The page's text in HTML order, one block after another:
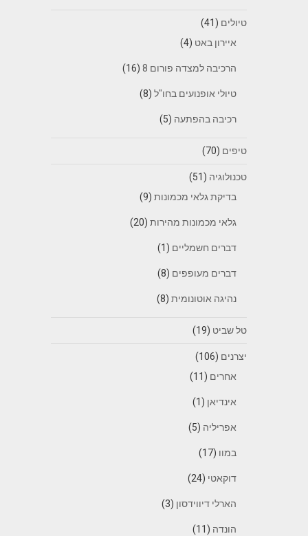
טיולים (41)
איירון באט (4)
הרכיבה למצדה פורום 8 (16)
טיולי אופנועים בחו"ל(8)
רכיבה בהפתעה (5)
טיפים (70)
טכנולוגיה (51)
בדיקת גלאי מכמונות(9)
גלאי מכמונות מהירות(20)
דברים חשמליים (1)
דברים מעופפים (8)
נהיגה אוטונומית(8)
טל שביט (19)
יצרנים (106)
אחרים (11)
אינדיאן (1)
אפריליה (5)
במוו (17)
דוקאטי (24)
הארלי דיווידסון (3)
הונדה (11)